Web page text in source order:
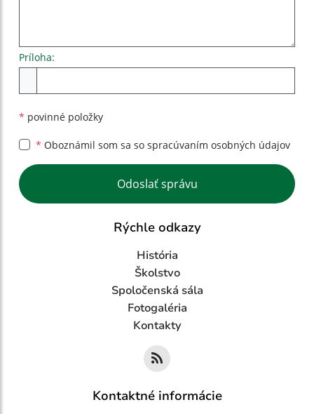
Príloha:
* povinné položky
* Oboznámil som sa so spracúvaním osobných údajov
Google reCaptcha Response
Odoslať správu
Rýchle odkazy
História
Školstvo
Spoločenská sála
Fotogaléria
Kontakty
Kontaktné informácie